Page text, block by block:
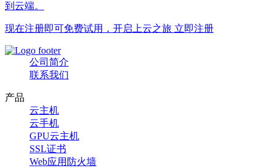
到云端。
现在注册即可免费试用，开启上云之旅 立即注册
公司简介
联系我们
产品
云主机
云手机
GPU云主机
SSL证书
Web应用防火墙